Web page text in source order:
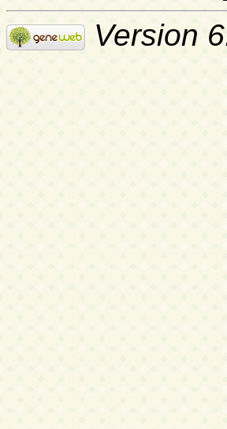
Version